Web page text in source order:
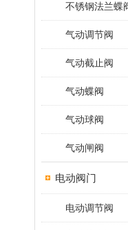
不锈钢法兰蝶
气动调节阀
气动截止阀
气动蝶阀
气动球阀
气动闸阀
电动阀门
电动调节阀